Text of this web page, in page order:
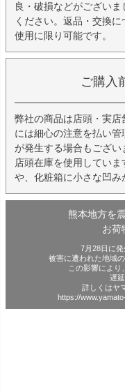
良・破損などがござい
ください。返品・交換
使用に限り可能です。
ご購入
弊社の商品は店頭・実
には細心の注意を払い
が発生する場合もござい
店頭在庫を使用してい
や、化粧箱に小さな凹み
熊本地方を
お荷
7月28日に発
被害に遭われた地域
この影響により
遅
詳しくはヤ
https://